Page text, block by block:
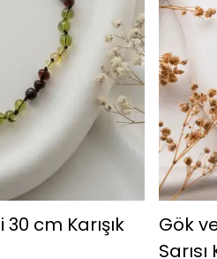
cm Karışık
Gök